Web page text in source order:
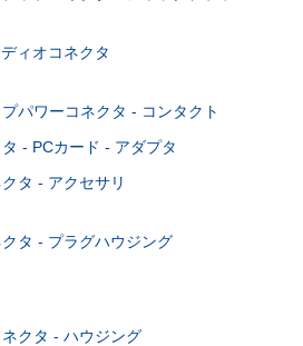
ィオコネクタ
パワーコネクタ - コンタクト
- PCカード - アダプタ
タ - アクセサリ
タ - プラグハウジング
クタ - ハウジング